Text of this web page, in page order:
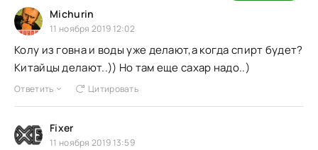
Michurin
11 ноября 2019 12:02
Колу из говна и воды уже делают,а когда спирт будет?
Китайцы делают..)) Но там еще сахар надо..)
Ответить Цитировать
Fixer
11 ноября 2019 13:59